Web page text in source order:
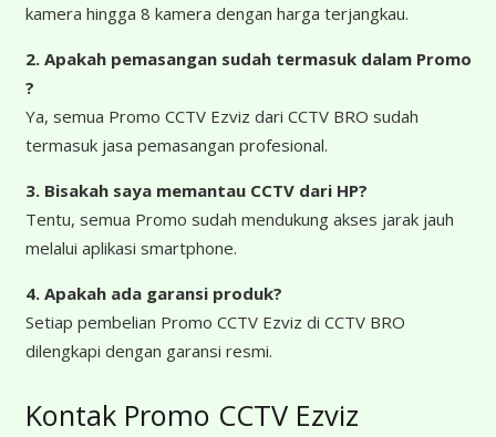
kamera hingga 8 kamera dengan harga terjangkau.
2. Apakah pemasangan sudah termasuk dalam Promo
?
Ya, semua Promo CCTV Ezviz dari CCTV BRO sudah
termasuk jasa pemasangan profesional.
3. Bisakah saya memantau CCTV dari HP?
Tentu, semua Promo sudah mendukung akses jarak jauh
melalui aplikasi smartphone.
4. Apakah ada garansi produk?
Setiap pembelian Promo CCTV Ezviz di CCTV BRO
dilengkapi dengan garansi resmi.
Kontak Promo CCTV Ezviz